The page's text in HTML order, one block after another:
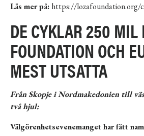
Läs mer på: https://lozafoundation.org/
DE CYKLAR 250 MIL
FOUNDATION OCH
MEST UTSATTA
Från Skopje i Nordmakedonien till
två hjul:
Välgörenhetsevenemanget har fått